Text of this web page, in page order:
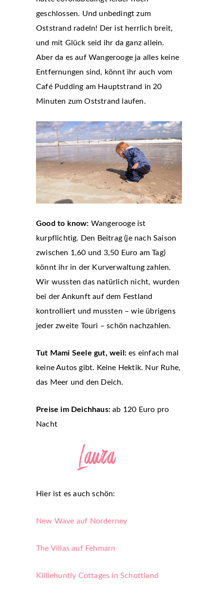
geschlossen. Und unbedingt zum
Oststrand radeln! Der ist herrlich breit,
und mit Glück seid ihr da ganz allein.
Aber da es auf Wangerooge ja alles keine
Entfernungen sind, könnt ihr auch vom
Café Pudding am Hauptstrand in 20
Minuten zum Oststrand laufen.
Good to know: Wangerooge ist
kurpflichtig. Den Beitrag (je nach Saison
zwischen 1,60 und 3,50 Euro am Tag)
könnt ihr in der Kurverwaltung zahlen.
Wir wussten das natürlich nicht, wurden
bei der Ankunft auf dem Festland
kontrolliert und mussten – wie übrigens
jeder zweite Touri – schön nachzahlen.
Tut Mami Seele gut, weil:es einfach mal
keine Autos gibt. Keine Hektik. Nur Ruhe,
das Meer und den Deich.
Preise im Deichhaus: ab 120 Euro pro
Nacht
Hier ist es auch schön:
New Wave auf Norderney
The Villas auf Fehmarn
Killiehuntly Cottages in Schottland